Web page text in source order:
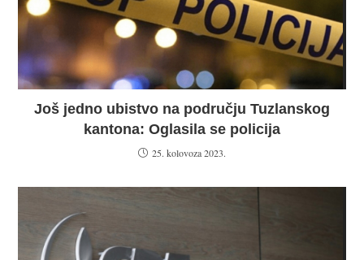
Još jedno ubistvo na području Tuzlanskog
kantona: Oglasila se policija
25. kolovoza 2023.